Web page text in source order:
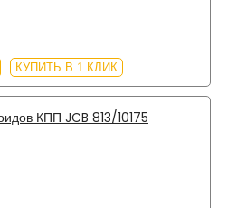
КУПИТЬ В 1 КЛИК